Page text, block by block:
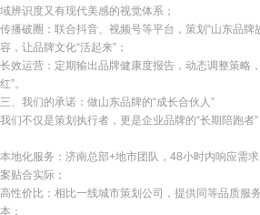
域辨识度又有现代美感的视觉体系；
传播破圈：联合抖音、视频号等平台，策划“山东品牌
容，让品牌文化“活起来”；
长效运营：定期输出品牌健康度报告，动态调整策略
红”。
三、我们的承诺：做山东品牌的“成长合伙人”
我们不仅是策划执行者，更是企业品牌的“长期陪跑者”
本地化服务：济南总部+地市团队，48小时内响应需
案贴合实际；
高性价比：相比一线城市策划公司，提供同等品质服
本；